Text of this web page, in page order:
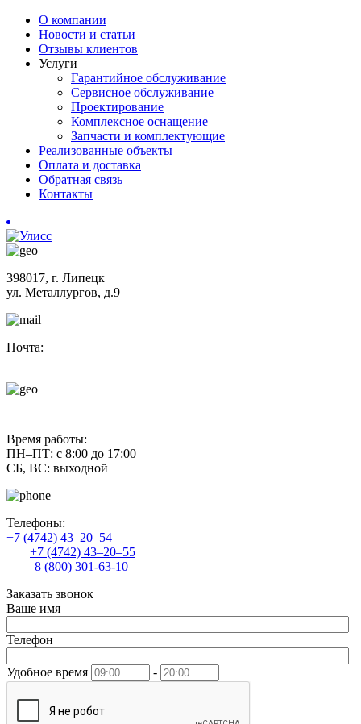
О компании
Новости и статьи
Отзывы клиентов
Услуги
Гарантийное обслуживание
Сервисное обслуживание
Проектирование
Комплексное оснащение
Запчасти и комплектующие
Реализованные объекты
Оплата и доставка
Обратная связь
Контакты
398017, г. Липецк
ул. Металлургов, д.9
Почта:
Время работы:
ПН–ПТ: с 8:00 до 17:00
СБ, ВС: выходной
Телефоны:
+7 (4742) 43–20–54
+7 (4742) 43–20–55
8 (800) 301-63-10
Заказать звонок
Ваше имя
Телефон
Удобное время -